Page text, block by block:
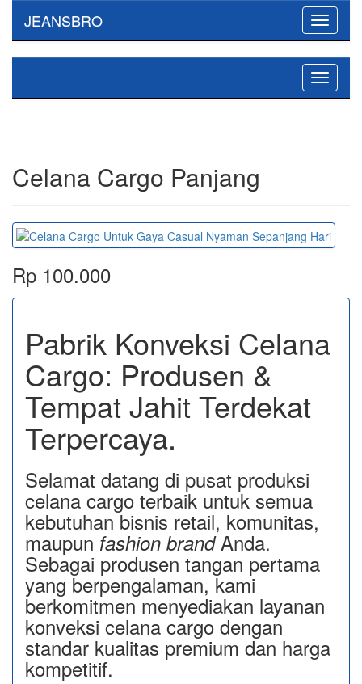
Toggle
JEANSBRO
Toggle
Celana Cargo Panjang
Rp 100.000
Pabrik Konveksi Celana
Cargo: Produsen &
Tempat Jahit Terdekat
Terpercaya.
Selamat datang di pusat produksi
celana cargo terbaik untuk semua
kebutuhan bisnis retail, komunitas,
maupun fashion brandAnda.
Sebagai produsen tangan pertama
yang berpengalaman, kami
berkomitmen menyediakan layanan
konveksi celana cargo dengan
standar kualitas premium dan harga
kompetitif.